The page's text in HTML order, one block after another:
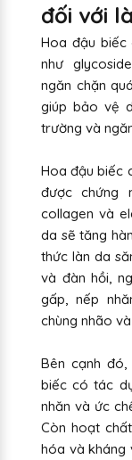
đối với
Hoa đậu biếc
như
ngăn chặn
giúp bảo vệ
trường và
Hoa đậu biếc
được chứng
collagen và
da sẽ tăng
thức làn da
và đàn hồi,
gấp, nếp
chùng nhão và
Bên cạnh
biếc có tác
nhăn và ức
Còn hoạt
hóa và kháng